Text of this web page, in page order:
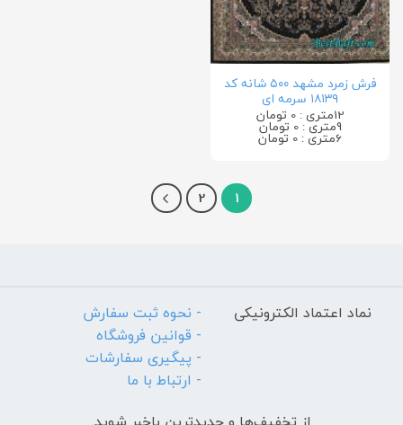
فرش زمرد مشهد ۵۰۰ شانه کد
۱۸۱۳۹ سرمه ای
12متری : 0 تومان
9متری : 0 تومان
6متری : 0 تومان
1
2
نماد اعتماد الکترونیکی
- نحوه ثبت سفارش
- قوانین فروشگاه
- پیگیری سفارشات
- ارتباط با ما